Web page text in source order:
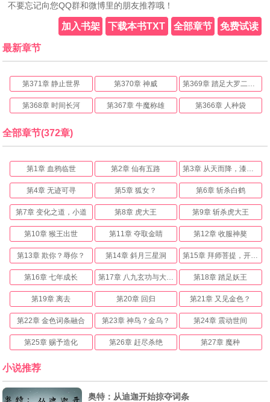
不要忘记向您QQ群和微博里的朋友推荐哦！
免费试读
全部章节
下载本书TXT
加入书架
最新章节
第371章 静止世界 第370章 神威
第368章 时间长河 第367章 牛魔称雄 第366章 人种袋
全部章节(372章)
第1章 血鸦临世 第2章 仙有五路 第3章 从天而降，漆黑之翼
第4章 无迹可寻 第5章 狐女？ 第6章 斩杀白鹤
第7章 变化之道，小道 第8章 虎大王 第9章 斩杀虎大王
第10章 猴王出世 第11章 夺取金睛 第12章 收服神獒
第13章 欺你？辱你？ 第14章 斜月三星洞 第15章 拜师菩提，开天眼！
第16章 七年成长 第17章 八九玄功与大品天仙诀 第18章 踏足妖王
第19章 离去 第20章 回归 第21章 又见金色？
第22章 金色词条融合 第23章 神鸟？金乌？ 第24章 震动世间
第25章 赐予造化 第26章 赶尽杀绝 第27章 魔种
第28章 不分善恶
第31章 强敌来袭
小说推荐
奥特：从迪迦开始掠夺词条